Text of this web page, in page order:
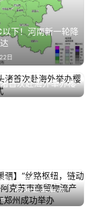
下！河南新一轮降
日
首次赴海外举办樱
日
】“丝路枢纽，链
阿克苏市商贸物
会在郑州成功举办